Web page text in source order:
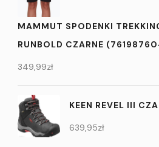
MAMMUT SPODENKI
RUNBOLD CZARNE
349,99zł
KEEN REVEL III
639,95zł